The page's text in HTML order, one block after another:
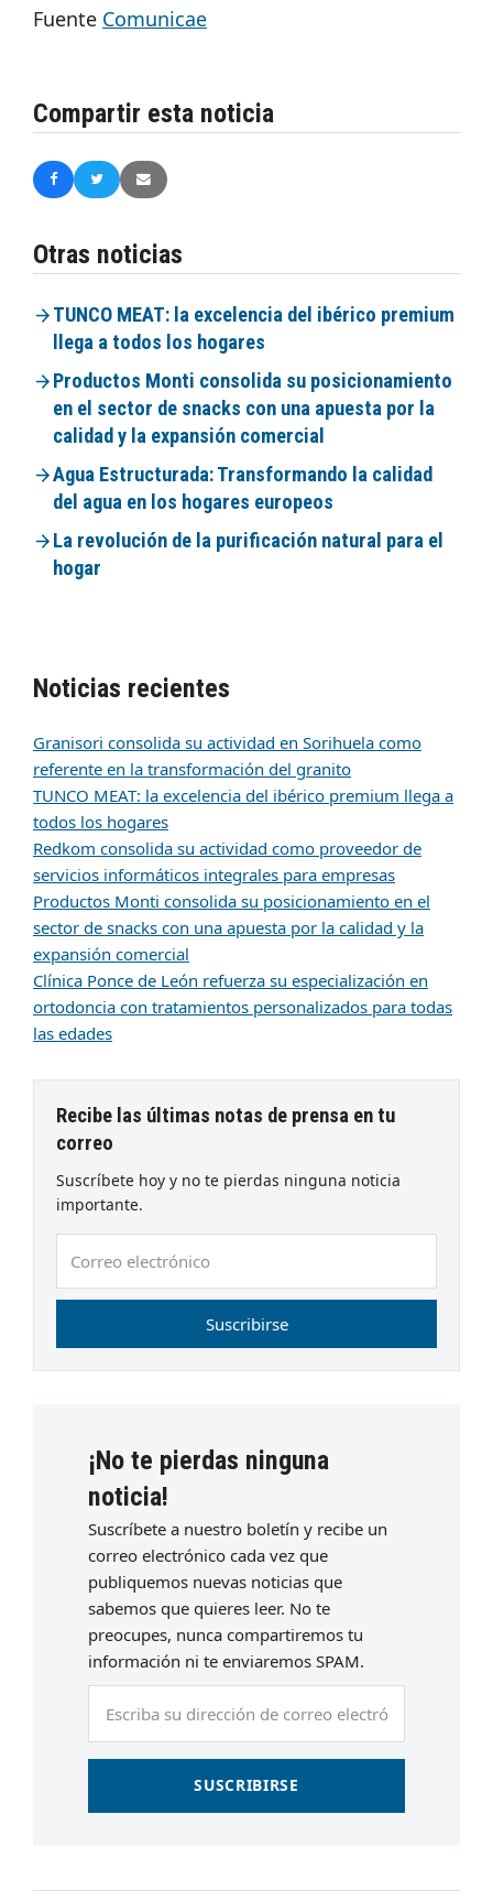
Fuente Comunicae
Compartir esta noticia
Otras noticias
TUNCO MEAT: la excelencia del ibérico premium
llega a todos los hogares
Productos Monti consolida su posicionamiento
en el sector de snacks con una apuesta por la
calidad y la expansión comercial
Agua Estructurada: Transformando la calidad
del agua en los hogares europeos
La revolución de la purificación natural para el
hogar
Noticias recientes
Granisori consolida su actividad en Sorihuela como
referente en la transformación del granito
TUNCO MEAT: la excelencia del ibérico premium llega a
todos los hogares
Redkom consolida su actividad como proveedor de
servicios informáticos integrales para empresas
Productos Monti consolida su posicionamiento en el
sector de snacks con una apuesta por la calidad y la
expansión comercial
Clínica Ponce de León refuerza su especialización en
ortodoncia con tratamientos personalizados para todas
las edades
Recibe las últimas notas de prensa en tu
correo
Suscríbete hoy y no te pierdas ninguna noticia
importante.
electrónico
Suscribirse
¡No te pierdas ninguna
noticia!
Suscríbete a nuestro boletín y recibe un
correo electrónico cada vez que
publiquemos nuevas noticias que
sabemos que quieres leer. No te
preocupes, nunca compartiremos tu
información ni te enviaremos SPAM.
SUSCRIBIRSE